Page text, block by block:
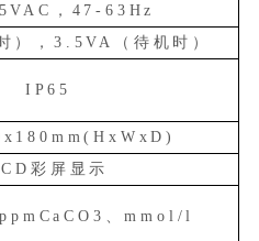
，47-63Hz
），3.5VA（待机时）
IP65
彩屏显示
、mmol/l